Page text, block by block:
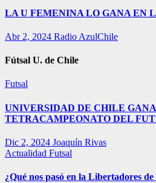
LA U FEMENINA LO GANA EN
Abr 2, 2024 Radio AzulChile
Fútsal U. de Chile
Futsal
UNIVERSIDAD DE CHILE
TETRACAMPEONATO DEL
Dic 2, 2024 Joaquín Rivas
Actualidad Futsal
¿Qué nos pasó en la Libertadores de